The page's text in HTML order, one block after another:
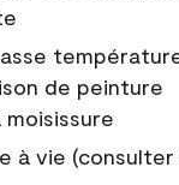
température
de peinture
moisissure
à vie